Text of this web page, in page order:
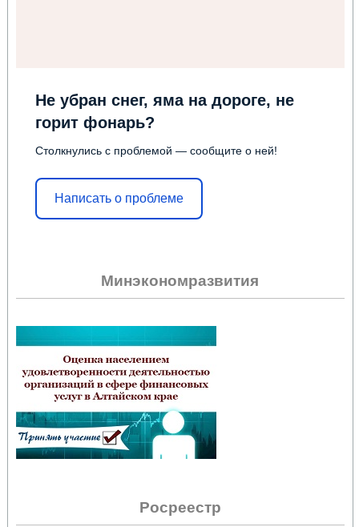
Не убран снег, яма на дороге, не
горит фонарь?
Столкнулись с проблемой — сообщите о ней!
Написать о проблеме
Минэкономразвития
Росреестр